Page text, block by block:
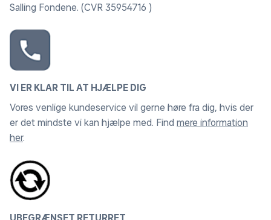
Salling Fondene. (CVR 35954716 )
VI ER KLAR TIL AT HJÆLPE DIG
Vores venlige kundeservice vil gerne høre fra dig, hvis der
er det mindste vi kan hjælpe med. Find mere information
her.
UBEGRÆNSET RETURRET